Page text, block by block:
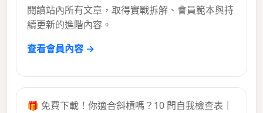
閱讀站內所有文章，取得實戰拆解、會員範本與持
續更新的進階內容。
查看會員內容 →
🎁 免費下載！你適合斜槓嗎？10 問自我檢查表｜